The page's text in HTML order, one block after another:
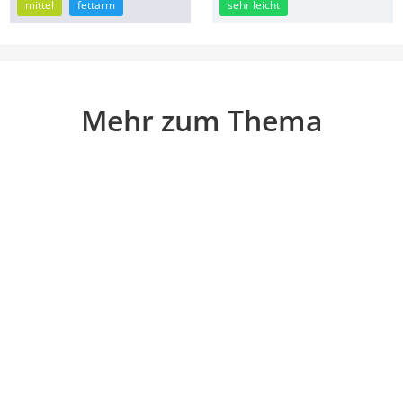
mittel fettarm sehr leicht
Mehr zum Thema